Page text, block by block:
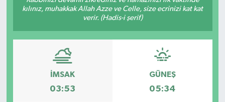
kılınız, muhakkak Allah Azze ve Celle, size ecrinizi kat kat
verir. (Hadis-i şerif)
İMSAK
03:53
GÜNEŞ
05:34
Sinema
Sivil Toplum